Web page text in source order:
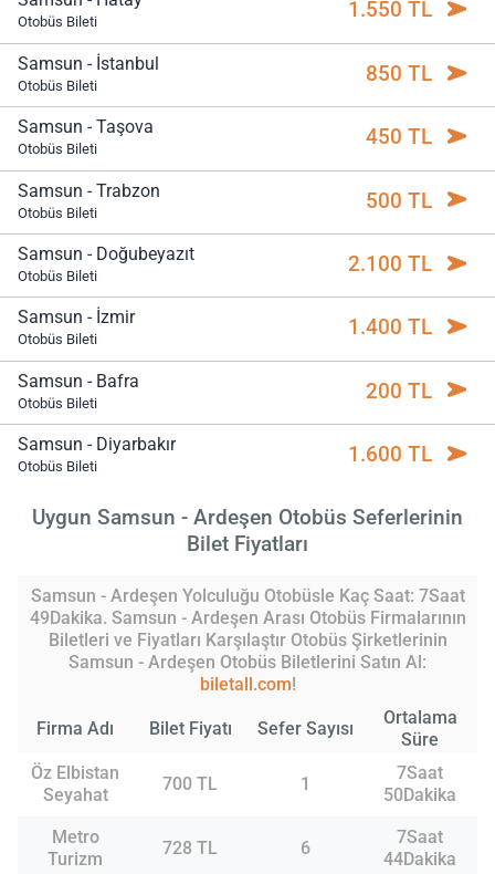
Otobüs Bileti 1.550 TL
Samsun - İstanbul
Otobüs Bileti 850 TL
Samsun - Taşova
Otobüs Bileti 450 TL
Samsun - Trabzon
Otobüs Bileti 500 TL
Samsun - Doğubeyazıt
Otobüs Bileti 2.100 TL
Samsun - İzmir
Otobüs Bileti 1.400 TL
Samsun - Bafra
Otobüs Bileti 200 TL
Samsun - Diyarbakır
Otobüs Bileti 1.600 TL
Uygun Samsun - Ardeşen Otobüs Seferlerinin
Bilet Fiyatları
Samsun - Ardeşen Yolculuğu Otobüsle Kaç Saat: 7Saat
49Dakika. Samsun - Ardeşen Arası Otobüs Firmalarının
Biletleri ve Fiyatları Karşılaştır Otobüs Şirketlerinin
Samsun - Ardeşen Otobüs Biletlerini Satın Al:
biletall.com!
Firma Adı Bilet Fiyatı Sefer Sayısı
Ortalama
Süre
Öz Elbistan
Seyahat
700 TL 1
7Saat
50Dakika
Metro
Turizm
728 TL 6
7Saat
44Dakika